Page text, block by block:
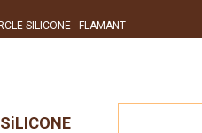
SILICONE - FLAMANT